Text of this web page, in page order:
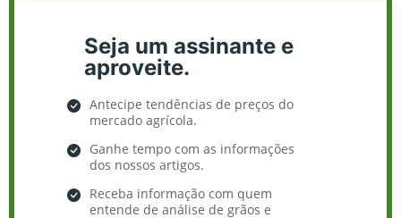
Seja um assinante e
aproveite.
Antecipe tendências de preços do
mercado agrícola.
Ganhe tempo com as informações
dos nossos artigos.
Receba informação com quem
entende de análise de grãos e